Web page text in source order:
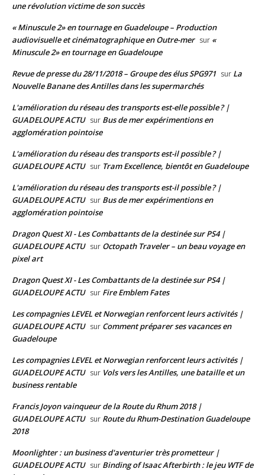
une révolution victime de son succès
« Minuscule 2» en tournage en Guadeloupe – Production
audiovisuelle et cinématographique en Outre-mer sur «
Minuscule 2» en tournage en Guadeloupe
Revue de presse du 28/11/2018 – Groupe des élus SPG971 sur La
Nouvelle Banane des Antilles dans les supermarchés
L'amélioration du réseau des transports est-elle possible ? |
GUADELOUPE ACTU sur Bus de mer expérimentions en
agglomération pointoise
L'amélioration du réseau des transports est-il possible ? |
GUADELOUPE ACTU sur Tram Excellence, bientôt en Guadeloupe
L'amélioration du réseau des transports est-il possible ? |
GUADELOUPE ACTU sur Bus de mer expérimentions en
agglomération pointoise
Dragon Quest XI - Les Combattants de la destinée sur PS4 |
GUADELOUPE ACTU sur Octopath Traveler – un beau voyage en
pixel art
Dragon Quest XI - Les Combattants de la destinée sur PS4 |
GUADELOUPE ACTU sur Fire Emblem Fates
Les compagnies LEVEL et Norwegian renforcent leurs activités |
GUADELOUPE ACTU sur Comment préparer ses vacances en
Guadeloupe
Les compagnies LEVEL et Norwegian renforcent leurs activités |
GUADELOUPE ACTU sur Vols vers les Antilles, une bataille et un
business rentable
Francis Joyon vainqueur de la Route du Rhum 2018 |
GUADELOUPE ACTU sur Route du Rhum-Destination Guadeloupe
2018
Moonlighter : un business d'aventurier très prometteur |
GUADELOUPE ACTU sur Binding of Isaac Afterbirth : le jeu WTF de